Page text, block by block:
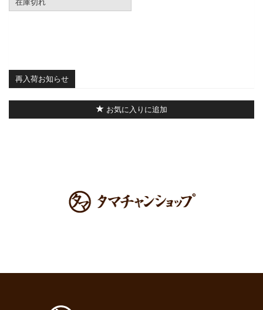
再入荷お知らせ
お気に入りに追加